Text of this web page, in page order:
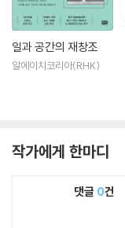
일과 공간의 재창조
알에이치코리아(RHK)
작가에게 한마디
댓글 0건